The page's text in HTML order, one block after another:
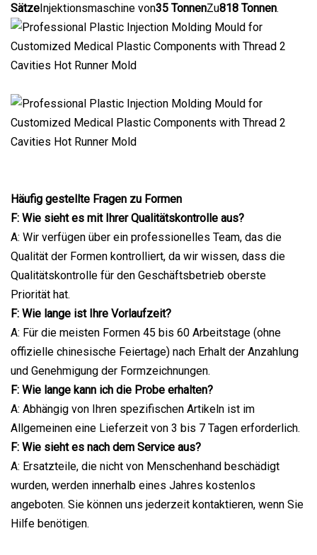
SätzeInjektionsmaschine von35 TonnenZu818 Tonnen.
Häufig gestellte Fragen zu Formen
F: Wie sieht es mit Ihrer Qualitätskontrolle aus?
A: Wir verfügen über ein professionelles Team, das die
Qualität der Formen kontrolliert, da wir wissen, dass die
Qualitätskontrolle für den Geschäftsbetrieb oberste
Priorität hat.
F: Wie lange ist Ihre Vorlaufzeit?
A: Für die meisten Formen 45 bis 60 Arbeitstage (ohne
offizielle chinesische Feiertage) nach Erhalt der Anzahlung
und Genehmigung der Formzeichnungen.
F: Wie lange kann ich die Probe erhalten?
A: Abhängig von Ihren spezifischen Artikeln ist im
Allgemeinen eine Lieferzeit von 3 bis 7 Tagen erforderlich.
F: Wie sieht es nach dem Service aus?
A: Ersatzteile, die nicht von Menschenhand beschädigt
wurden, werden innerhalb eines Jahres kostenlos
angeboten. Sie können uns jederzeit kontaktieren, wenn Sie
Hilfe benötigen.